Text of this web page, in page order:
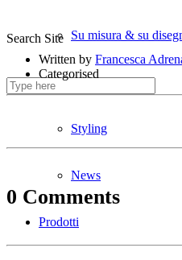
Su misura & su
Divani ignifughi
Styling
News
Prodotti
Search Site
Written by Francesca
Categorised
0 Comments